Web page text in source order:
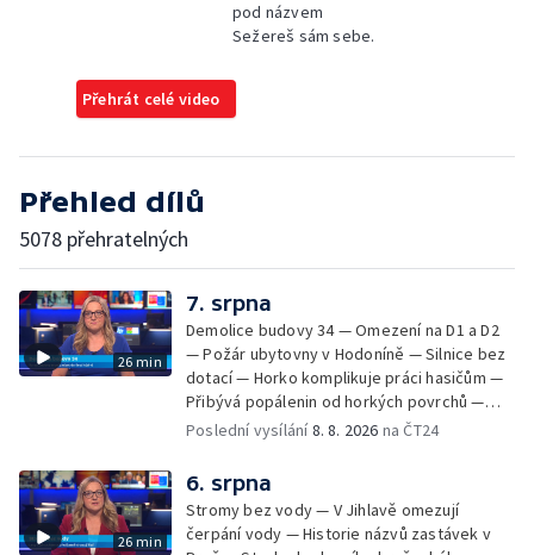
pod názvem
Sežereš sám sebe.
Přehrát celé video
Přehled dílů
5078 přehratelných
26 min
7. srpna
Demolice budovy 34 — Omezení na D1 a D2
— Požár ubytovny v Hodoníně — Silnice bez
dotací — Horko komplikuje práci hasičům —
Přibývá popálenin od horkých povrchů —
Začíná prodej burčáku — Vedra komplikují
Poslední vysílání8. 8. 2026 na ČT24
26 min
6. srpna
Stromy bez vody — V Jihlavě omezují
čerpání vody — Historie názvů zastávek v